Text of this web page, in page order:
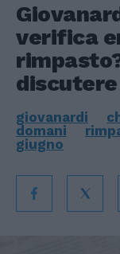
verifica
giovanardi
domani
giugno